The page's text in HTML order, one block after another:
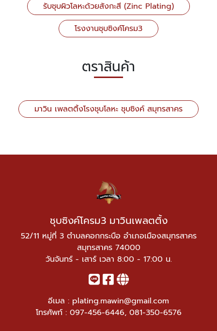
รับชุบผิวโลหะด้วยสังกะสี (Zinc Plating)
โรงงานชุบซิงค์โครม3
ตราสินค้า
มาวิน เพลตติ้งโรงชุบโลหะ ชุบซิงค์ สมุทรสาคร
ชุบซิงค์โครม3 มาวินเพลตติ้ง
52/11 หมู่ที่ 3 ตำบลคอกกระบือ อำเภอเมืองสมุทรสาคร
สมุทรสาคร 74000
วันจันทร์ - เสาร์ เวลา 8:00 - 17:00 น.
อีเมล : plating.mawin@gmail.com
โทรศัพท์ : 097-456-6446, 081-350-6576